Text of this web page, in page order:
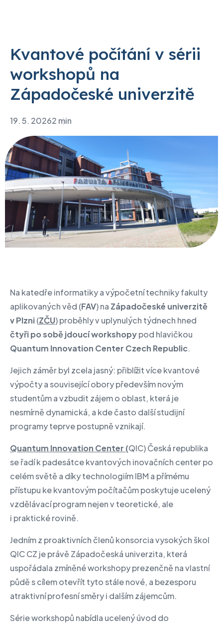
Kvantové počítání v sérii
workshopů na
Západočeské univerzitě
19. 5. 20262 min
Na katedře informatiky a výpočetní techniky fakulty
aplikovaných věd (FAV) na Západočeské univerzitě
v Plzni(ZČU) proběhly v uplynulých týdnech hned
čtyři po sobě jdoucí workshopypod hlavičkou
Quantum Innovation Center Czech Republic.
Jejich záměr byl zcela jasný: přiblížit více kvantové
výpočty a související obory především novým
studentům a vzbudit zájem o oblast, která je
nesmírně dynamická, a kde často další studijní
programy teprve postupně vznikají.
Quantum Innovation Center (QIC) Česká republika
se řadí k padesátce kvantových inovačních center po
celém světě a díky technologiím IBM a přímému
přístupu ke kvantovým počítačům poskytuje ucelený
vzdělávací program nejen v teoretické, ale
i praktické rovině.
Jedním z proaktivních členů konsorcia vysokých škol
QIC CZ je právě Západočeská univerzita, která
uspořádala zmíněné workshopy prezenčně na vlastní
půdě s cílem otevřít tyto stále nové, a bezesporu
atraktivní profesní směry i dalším zájemcům.
Série workshopů nabídla ucelený úvod do